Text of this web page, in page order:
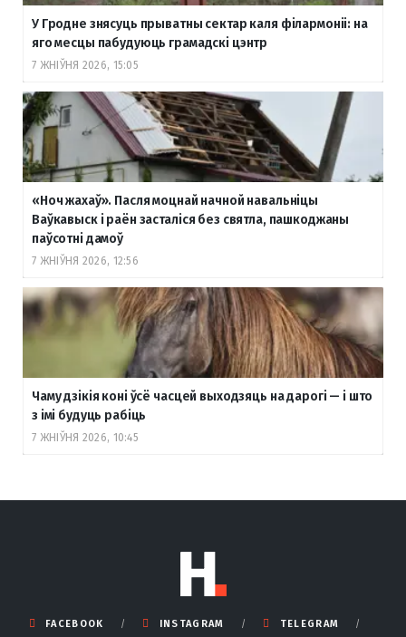
У Гродне знясуць прыватны сектар каля філармоніі: на
яго месцы пабудуюць грамадскі цэнтр
7 ЖНІЎНЯ 2026, 15:05
«Ноч жахаў». Пасля моцнай начной навальніцы
Ваўкавыск і раён засталіся без святла, пашкоджаны
паўсотні дамоў
7 ЖНІЎНЯ 2026, 12:56
Чаму дзікія коні ўсё часцей выходзяць на дарогі — і што
з імі будуць рабіць
7 ЖНІЎНЯ 2026, 10:45
FACEBOOK INSTAGRAM TELEGRAM